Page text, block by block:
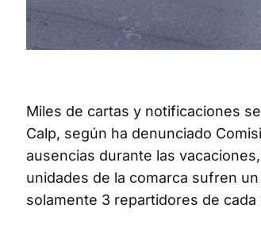
Miles de cartas y notificaciones
Calp, según ha denunciado
ausencias durante las
unidades de la comarca sufren
solamente 3 repartidores de cada